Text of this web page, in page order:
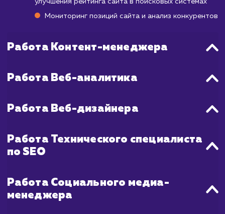
работу с SEO, но и создание
и работу с социальными
в минимальные сроки, используя
Что входит в стоимость